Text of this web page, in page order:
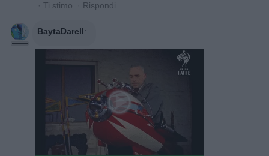
· Ti stimo · Rispondi
BaytaDarell: